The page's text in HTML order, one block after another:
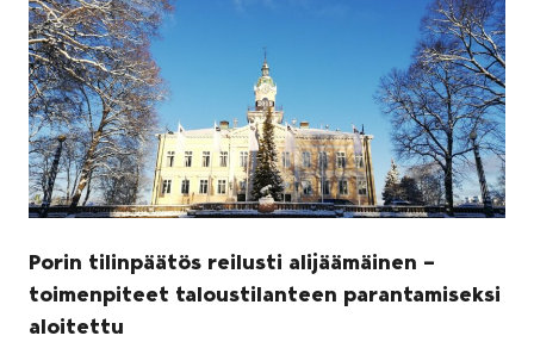
Porin tilinpäätös reilusti alijäämäinen –
toimenpiteet taloustilanteen parantamiseksi
aloitettu